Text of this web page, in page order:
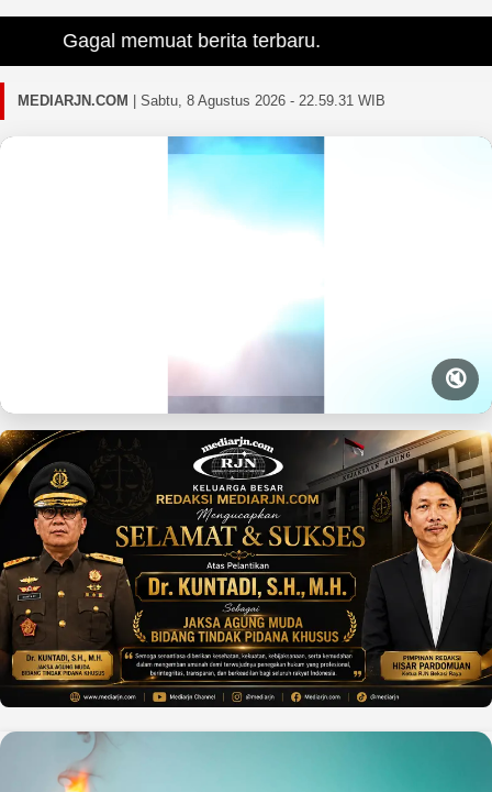
Gagal memuat berita terbaru.
MEDIARJN.COM Sabtu, 8 Agustus 2026 - 22.59.32 WIB
🔇